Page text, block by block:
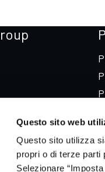
Questo sito web
Questo sito utilizza
propri o di terze parti
Selezionare
tutta Italia